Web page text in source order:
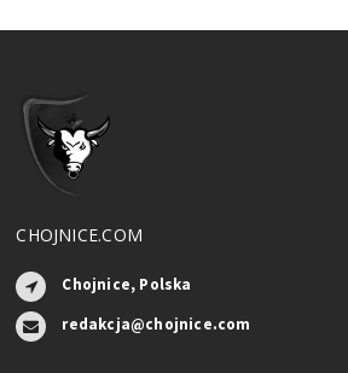
CHOJNICE.COM
Chojnice, Polska
redakcja@chojnice.com